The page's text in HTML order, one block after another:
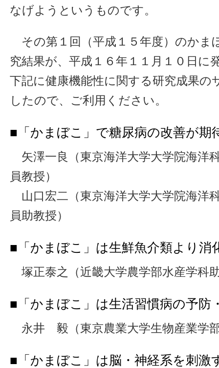
なげようというものです。
その第１回（平成１５年度）のかま
究結果が、平成１６年１１月１０日に
下記に健康機能性に関する研究成果の
したので、ご利用ください。
■「かまぼこ」で糖尿病の改善が期
矢澤一良（東京海洋大学大学院海洋
員教授）
山口宏二（東京海洋大学大学院海洋
員助教授）
■「かまぼこ」は生鮮魚介類より消
塚正泰之（近畿大学農学部水産学科
■「かまぼこ」は生活習慣病の予防
永井 毅（東京農業大学生物産業学
■「かまぼこ」は脳・神経系を刺激